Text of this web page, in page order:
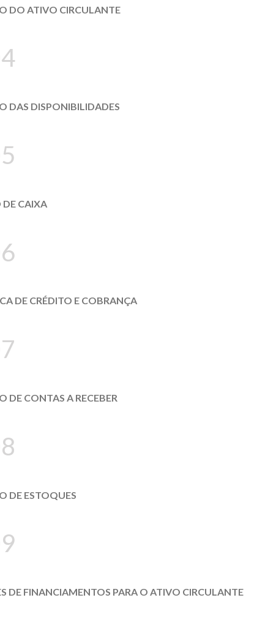
DO ATIVO CIRCULANTE
DAS DISPONIBILIDADES
DE CAIXA
DE CRÉDITO E COBRANÇA
DE CONTAS A RECEBER
DE ESTOQUES
DE FINANCIAMENTOS PARA O ATIVO CIRCULANTE